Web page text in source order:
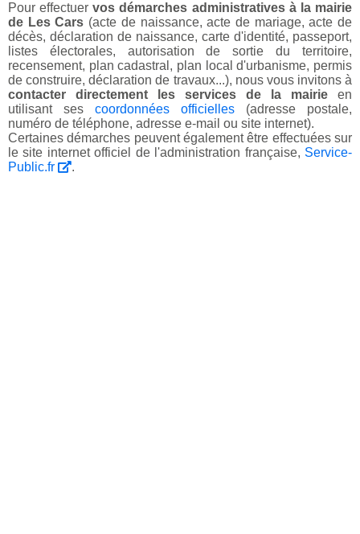
Pour effectuervos démarches administratives à la mairie
de Les Cars (acte de naissance, acte de mariage, acte de
décès, déclaration de naissance, carte d'identité, passeport,
listes électorales, autorisation de sortie du territoire,
recensement, plan cadastral, plan local d'urbanisme, permis
de construire, déclaration de travaux...), nous vous invitons à
contacter directement les services de la mairie en
utilisant ses coordonnées officielles (adresse postale,
numéro de téléphone, adresse e-mail ou site internet).
Certaines démarches peuvent également être effectuées sur
le site internet officiel de l'administration française, Service-
Public.fr
.